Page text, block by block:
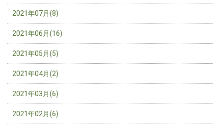
2021年07月(8)
2021年06月(16)
2021年05月(5)
2021年04月(2)
2021年03月(6)
2021年02月(6)